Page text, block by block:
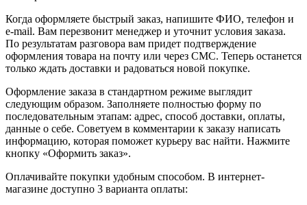
Когда оформляете быстрый заказ, напишите ФИО, телефон и
e-mail. Вам перезвонит менеджер и уточнит условия заказа.
По результатам разговора вам придет подтверждение
оформления товара на почту или через СМС. Теперь останется
только ждать доставки и радоваться новой покупке.
Оформление заказа в стандартном режиме выглядит
следующим образом. Заполняете полностью форму по
последовательным этапам: адрес, способ доставки, оплаты,
данные о себе. Советуем в комментарии к заказу написать
информацию, которая поможет курьеру вас найти. Нажмите
кнопку «Оформить заказ».
Оплачивайте покупки удобным способом. В интернет-
магазине доступно 3 варианта оплаты: